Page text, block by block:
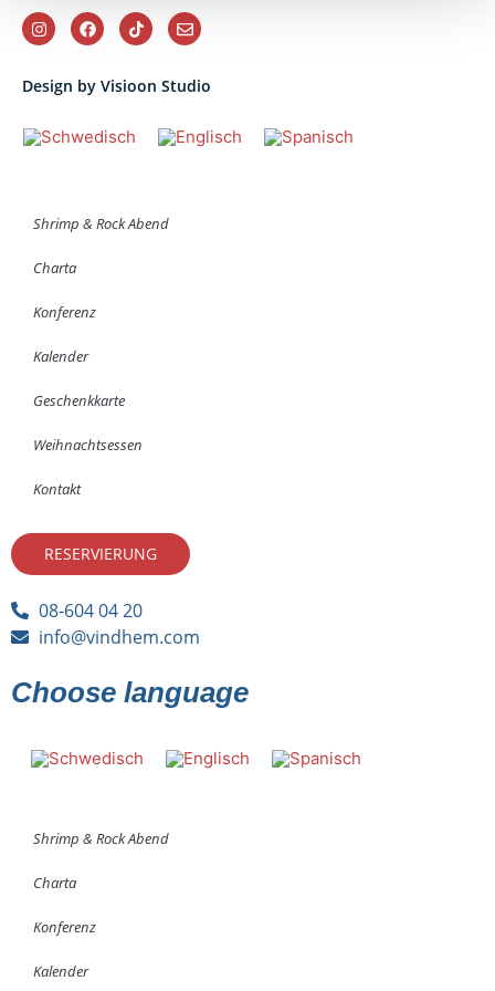
Design by Visioon Studio
Shrimp & Rock Abend
Charta
Konferenz
Kalender
Geschenkkarte
Weihnachtsessen
Kontakt
RESERVIERUNG
08-604 04 20
info@vindhem.com
Choose language
Shrimp & Rock Abend
Charta
Konferenz
Kalender